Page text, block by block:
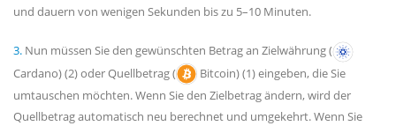
und dauern von wenigen Sekunden bis zu 5–10 Minuten.
3. Nun müssen Sie den gewünschten Betrag an Zielwährung (
Cardano) (2) oder Quellbetrag (
Bitcoin) (1) eingeben, die Sie
umtauschen möchten. Wenn Sie den Zielbetrag ändern, wird der
Quellbetrag automatisch neu berechnet und umgekehrt. Wenn Sie